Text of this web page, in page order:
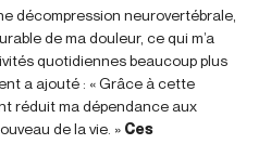
décompression neurovertébrale,
de ma douleur, ce qui m’a
quotidiennes beaucoup plus
a ajouté : « Grâce à cette
réduit ma dépendance aux
de la vie. » Ces